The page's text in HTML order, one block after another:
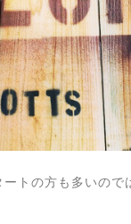
トの方も多いので